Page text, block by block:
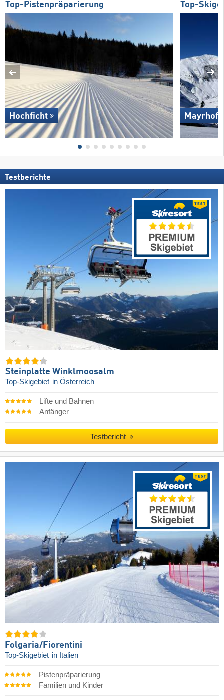
Top-Pistenpräparierung
Hochficht
Top-
Testberichte
Steinplatte Winklmoosalm
Top-Skigebiet in Österreich
Lifte und Bahnen
Anfänger
Testbericht
Folgaria/​Fiorentini
Top-Skigebiet in Italien
Pistenpräparierung
Familien und Kinder